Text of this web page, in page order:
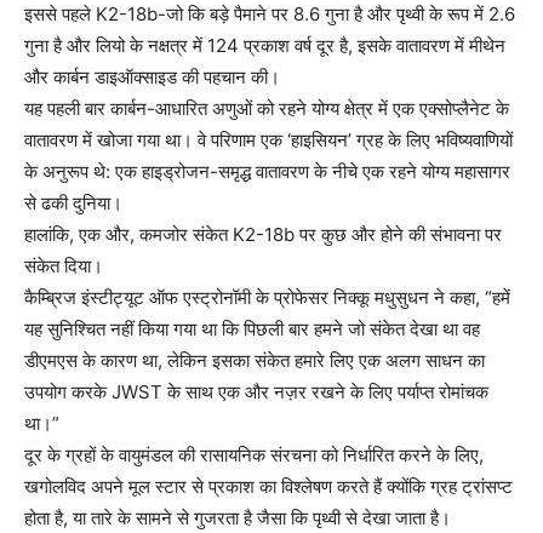
इससे पहले K2-18b-जो कि बड़े पैमाने पर 8.6 गुना है और पृथ्वी के रूप में 2.6
गुना है और लियो के नक्षत्र में 124 प्रकाश वर्ष दूर है, इसके वातावरण में मीथेन
और कार्बन डाइऑक्साइड की पहचान की।
यह पहली बार कार्बन-आधारित अणुओं को रहने योग्य क्षेत्र में एक एक्सोप्लैनेट के
वातावरण में खोजा गया था। वे परिणाम एक ‘हाइसियन’ ग्रह के लिए भविष्यवाणियों
के अनुरूप थे: एक हाइड्रोजन-समृद्ध वातावरण के नीचे एक रहने योग्य महासागर
से ढकी दुनिया।
हालांकि, एक और, कमजोर संकेत K2-18b पर कुछ और होने की संभावना पर
संकेत दिया।
कैम्ब्रिज इंस्टीट्यूट ऑफ एस्ट्रोनॉमी के प्रोफेसर निक्कू मधुसुधन ने कहा, “हमें
यह सुनिश्चित नहीं किया गया था कि पिछली बार हमने जो संकेत देखा था वह
डीएमएस के कारण था, लेकिन इसका संकेत हमारे लिए एक अलग साधन का
उपयोग करके JWST के साथ एक और नज़र रखने के लिए पर्याप्त रोमांचक
था।”
दूर के ग्रहों के वायुमंडल की रासायनिक संरचना को निर्धारित करने के लिए,
खगोलविद अपने मूल स्टार से प्रकाश का विश्लेषण करते हैं क्योंकि ग्रह ट्रांसप्ट
होता है, या तारे के सामने से गुजरता है जैसा कि पृथ्वी से देखा जाता है।